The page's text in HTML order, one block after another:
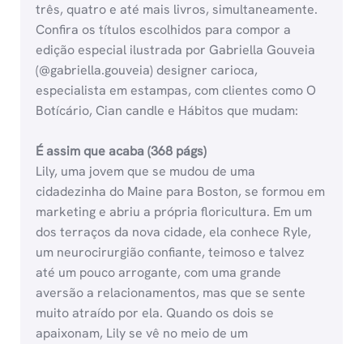
três, quatro e até mais livros, simultaneamente.
Confira os títulos escolhidos para compor a
edição especial ilustrada por Gabriella Gouveia
(@gabriella.gouveia) designer carioca,
especialista em estampas, com clientes como O
Botícário, Cian candle e Hábitos que mudam:
É assim que acaba (368 págs)
Lily, uma jovem que se mudou de uma
cidadezinha do Maine para Boston, se formou em
marketing e abriu a própria floricultura. Em um
dos terraços da nova cidade, ela conhece Ryle,
um neurocirurgião confiante, teimoso e talvez
até um pouco arrogante, com uma grande
aversão a relacionamentos, mas que se sente
muito atraído por ela. Quando os dois se
apaixonam, Lily se vê no meio de um